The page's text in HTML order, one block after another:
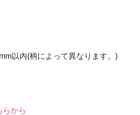
以内(柄によって異なります。)
から